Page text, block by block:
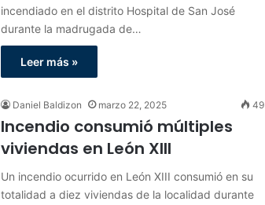
incendiado en el distrito Hospital de San José
durante la madrugada de…
Leer más »
Daniel Baldizon marzo 22, 2025 49
Incendio consumió múltiples
viviendas en León XIII
Un incendio ocurrido en León XIII consumió en su
totalidad a diez viviendas de la localidad durante